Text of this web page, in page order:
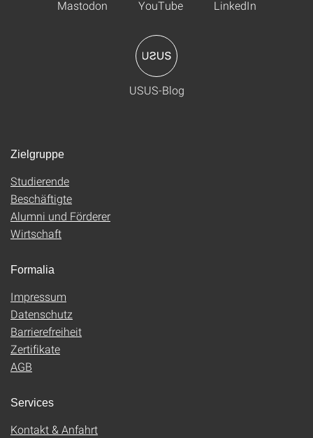
Mastodon YouTube LinkedIn
USUS-Blog
Zielgruppe
Studierende
Beschäftigte
Alumni und Förderer
Wirtschaft
Formalia
Impressum
Datenschutz
Barrierefreiheit
Zertifikate
AGB
Services
Kontakt & Anfahrt